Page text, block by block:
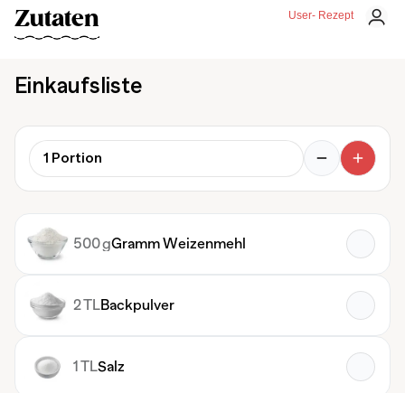
User- Rezept
Zutaten